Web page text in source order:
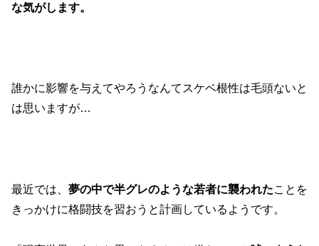
な気がします。
誰かに影響を与えてやろうなんてスケベ根性は毛頭ないと
は思いますが…
最近では、 夢の中で半グレのような若者に襲われたことを
きっかけに格闘技を習おうと計画しているようです。